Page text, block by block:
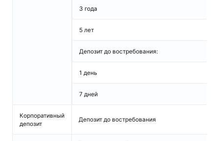
3 года
5 лет
Депозит до востребования:
1 день
7 дней
Корпоративный
депозит
Депозит до востребования